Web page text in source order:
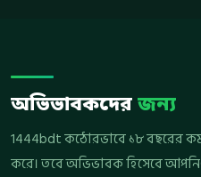
অভিভাবকদের জন্য
1444bdt কঠোরভাবে ১৮ বছরের কম
করে। তবে অভিভাবক হিসেবে